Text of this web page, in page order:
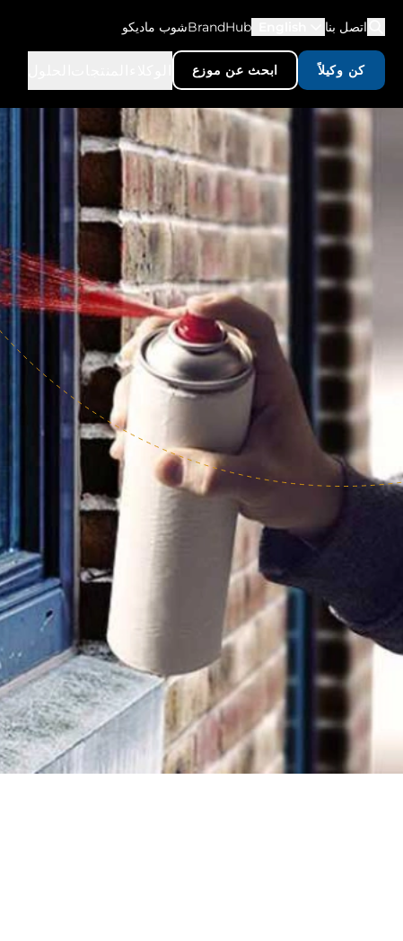
شوب ماديكوBrandHub اتصل بنا
ابحث عن موزع كن وكيلاً